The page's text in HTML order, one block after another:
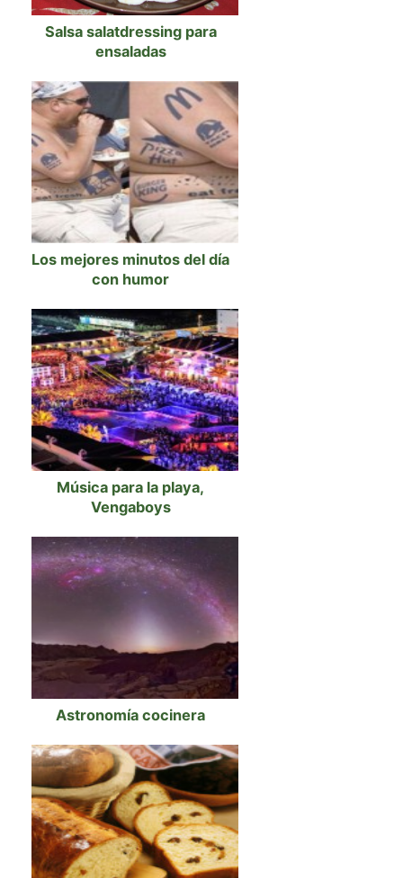
Salsa salatdressing para
ensaladas
Los mejores minutos del día
con humor
Música para la playa,
Vengaboys
Astronomía cocinera